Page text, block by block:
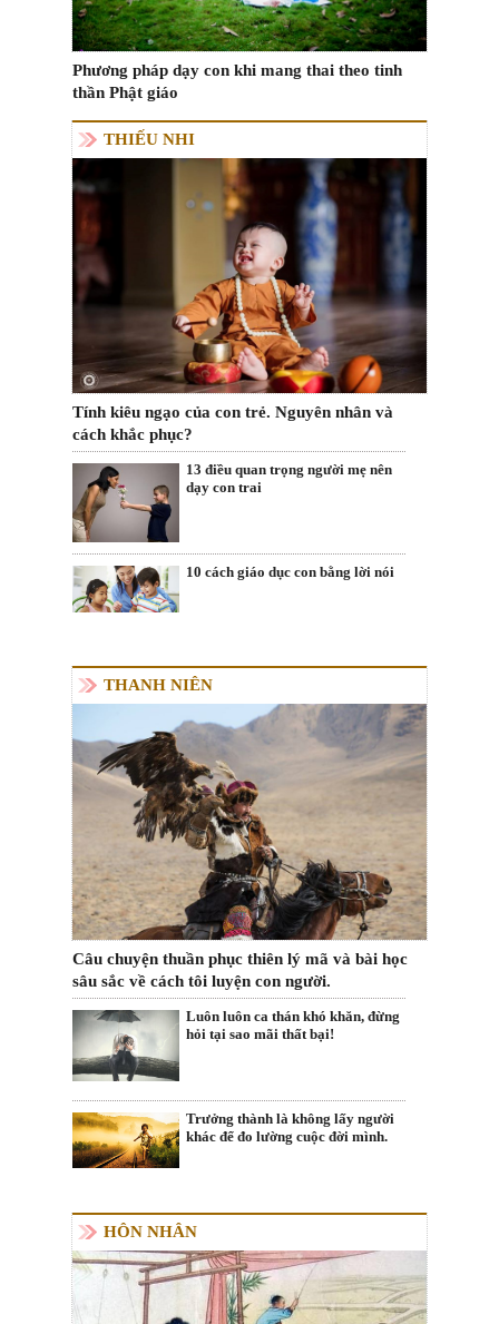
Phương pháp dạy con khi mang thai theo tinh
thần Phật giáo
THIẾU NHI
Tính kiêu ngạo của con trẻ. Nguyên nhân và
cách khắc phục?
13 điều quan trọng người mẹ nên
dạy con trai
10 cách giáo dục con bằng lời nói
THANH NIÊN
Câu chuyện thuần phục thiên lý mã và bài học
sâu sắc về cách tôi luyện con người.
Luôn luôn ca thán khó khăn, đừng
hỏi tại sao mãi thất bại!
Trưởng thành là không lấy người
khác để đo lường cuộc đời mình.
HÔN NHÂN